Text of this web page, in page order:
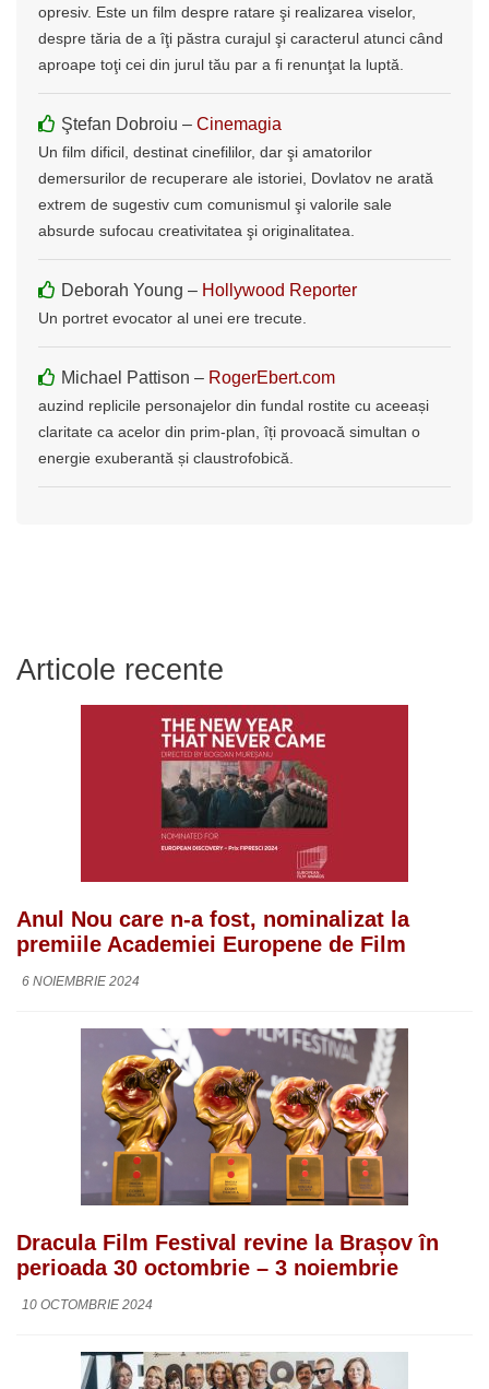
opresiv. Este un film despre ratare şi realizarea viselor,
despre tăria de a îţi păstra curajul şi caracterul atunci când
aproape toţi cei din jurul tău par a fi renunţat la luptă.
Ştefan Dobroiu – Cinemagia
Un film dificil, destinat cinefililor, dar şi amatorilor
demersurilor de recuperare ale istoriei, Dovlatov ne arată
extrem de sugestiv cum comunismul şi valorile sale
absurde sufocau creativitatea şi originalitatea.
Deborah Young – Hollywood Reporter
Un portret evocator al unei ere trecute.
Michael Pattison – RogerEbert.com
auzind replicile personajelor din fundal rostite cu aceeași
claritate ca acelor din prim-plan, îți provoacă simultan o
energie exuberantă și claustrofobică.
Articole recente
Anul Nou care n-a fost, nominalizat la
premiile Academiei Europene de Film
6 NOIEMBRIE 2024
Dracula Film Festival revine la Brașov în
perioada 30 octombrie – 3 noiembrie
10 OCTOMBRIE 2024